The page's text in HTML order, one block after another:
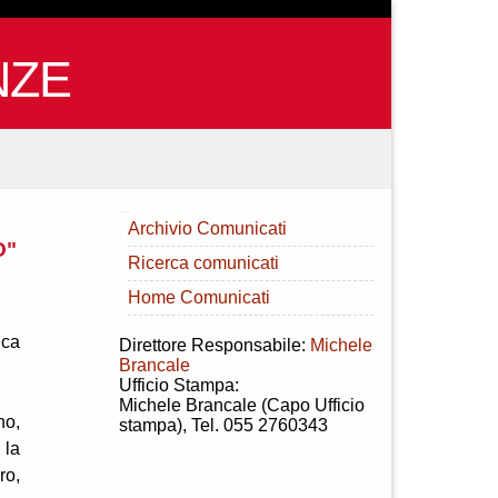
la
Archivio Comunicati
Ricerca comunicati
Home Comunicati
Direttore Responsabile: Michele
Brancale
Ufficio Stampa:
Michele Brancale (Capo Ufficio
stampa), Tel. 055 2760343